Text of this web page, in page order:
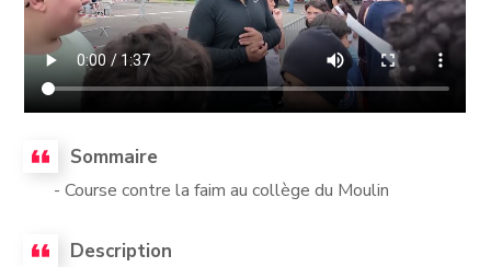
Sommaire
- Course contre la faim au collège du Moulin
Description